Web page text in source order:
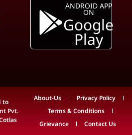
ANDROID APP
ON
Google
Play
to
Pvt.
About-Us
Privacy Policy
Terms & Conditions
Grievance
Contact Us